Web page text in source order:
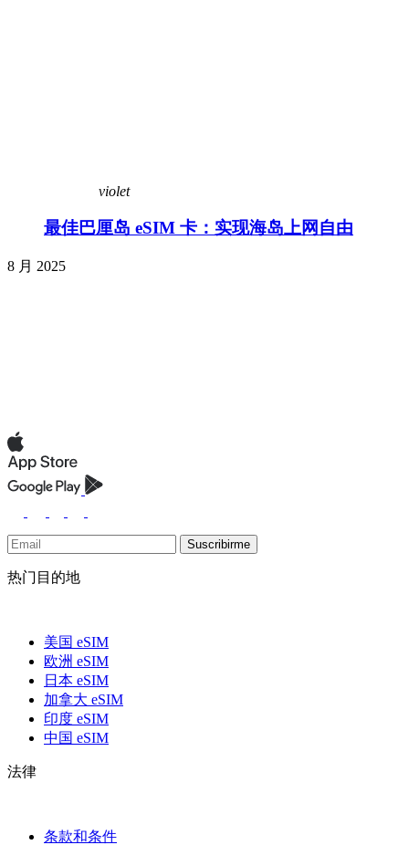
violet
最佳巴厘岛 eSIM 卡：实现海岛上网自由
8 月 2025
Suscribirme
热门目的地
美国 eSIM
欧洲 eSIM
日本 eSIM
加拿大 eSIM
印度 eSIM
中国 eSIM
法律
条款和条件